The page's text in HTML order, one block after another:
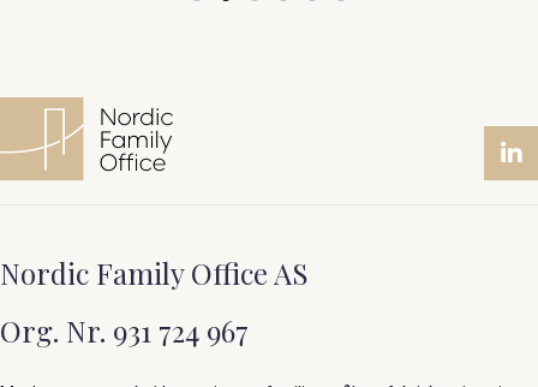
Nordic Family Office AS
Org. Nr. 931 724 967